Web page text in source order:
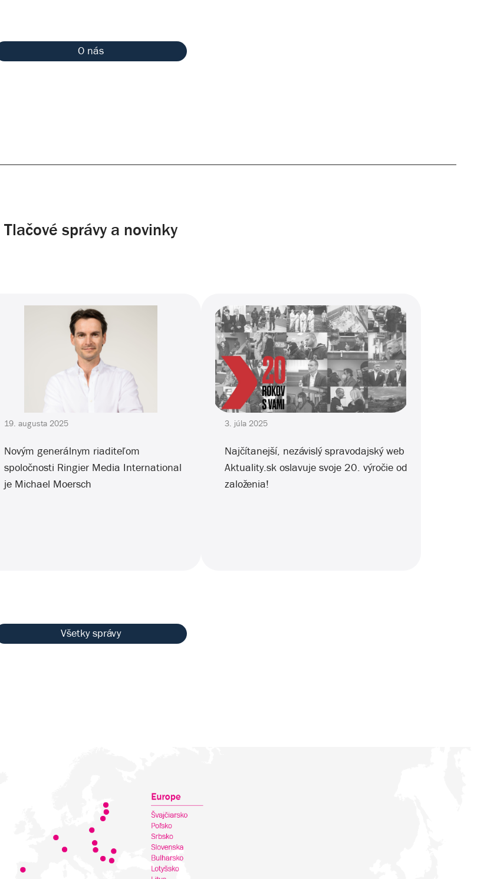
O nás
Tlačové správy a novinky
19. augusta 2025
Novým generálnym riaditeľom
spoločnosti Ringier Media International
je Michael Moersch
3. júla 2025
Najčítanejší, nezávislý spravodajský web
Aktuality.sk oslavuje svoje 20. výročie od
založenia!
Všetky správy